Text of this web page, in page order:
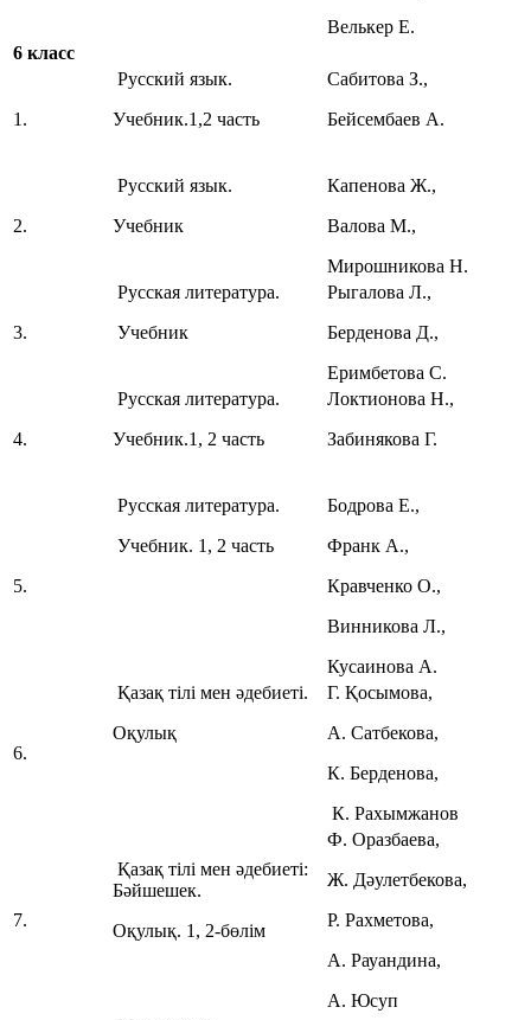
Велькер Е.
6 класс
1.
Русский язык.
Учебник.1,2 часть
Сабитова З.,
Бейсембаев А.
2.
Русский язык.
Учебник
Капенова Ж.,
Валова М.,
Мирошникова Н.
3.
Русская литература.
Учебник
Рыгалова Л.,
Берденова Д.,
Еримбетова С.
4.
Русская литература.
Учебник.1, 2 часть
Локтионова Н.,
Забинякова Г.
5.
Русская литература.
Учебник. 1, 2 часть
Бодрова Е.,
Франк А.,
Кравченко О.,
Винникова Л.,
Кусаинова А.
6.
Қазақ тілі мен әдебиеті.
Оқулық
Г. Қосымова,
А. Сатбекова,
К. Берденова,
К. Рахымжанов
7.
Қазақ тілі мен әдебиеті:
Бәйшешек.
Оқулық. 1, 2-бөлім
Ф. Оразбаева,
Ж. Дәулетбекова,
Р. Рахметова,
А. Рауандина,
А. Юсуп